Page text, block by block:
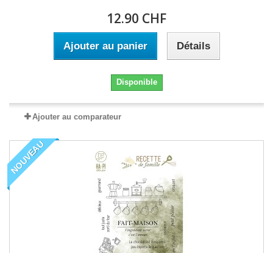
12.90 CHF
Ajouter au panier Détails
Disponible
Ajouter au comparateur
NOUVEAU